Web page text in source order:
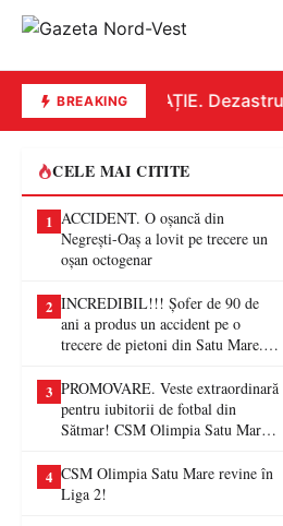
BREAKINGEDUCAȚIE. Dezastru
CELE MAI CITITE
1 ACCIDENT. O oșancă din
Negrești-Oaș a lovit pe trecere un
oșan octogenar
2 INCREDIBIL!!! Șofer de 90 de
ani a produs un accident pe o
trecere de pietoni din Satu Mare. O
3 PROMOVARE. Veste extraordinară
pentru iubitorii de fotbal din
Sătmar! CSM Olimpia Satu Mare
4 CSM Olimpia Satu Mare revine în
Liga 2!